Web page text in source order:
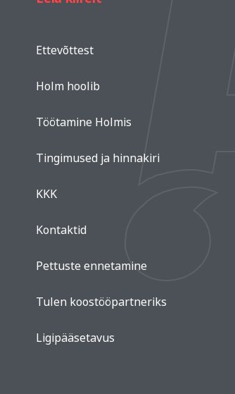
Ettevõttest
Holm hoolib
Töötamine Holmis
Tingimused ja hinnakiri
KKK
Kontaktid
Pettuste ennetamine
Tulen koostööpartneriks
Ligipääsetavus